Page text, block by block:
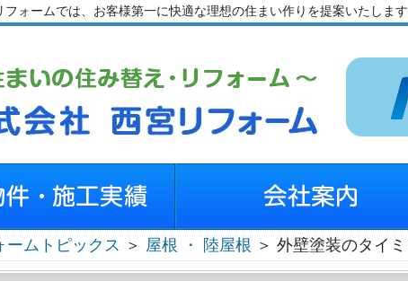
フォームでは、お客様第一に快適な理想の住まい作りを提案いたします
ームトピックス ＞ 屋根 ・ 陸屋根 ＞ 外壁塗装のタイ